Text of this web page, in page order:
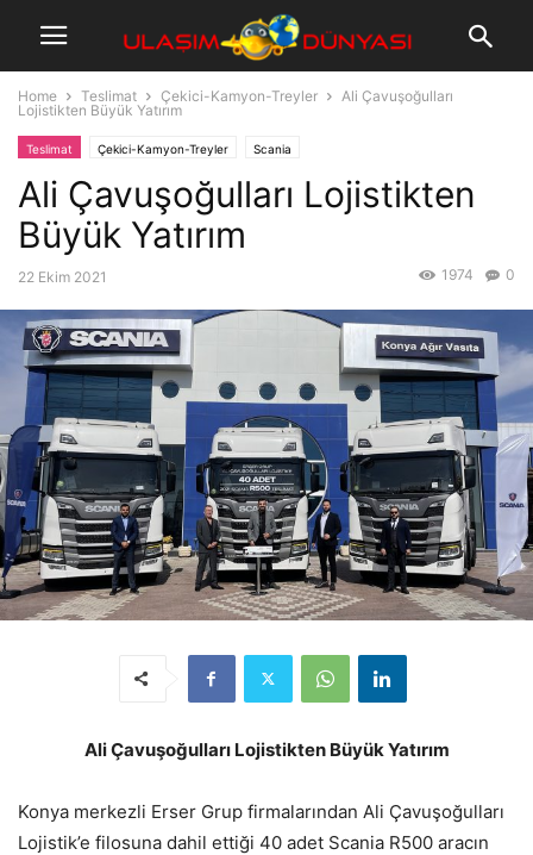
Home Teslimat Çekici-Kamyon-Treyler
Ali Çavuşoğulları
Lojistikten Büyük Yatırım
Teslimat Çekici-Kamyon-Treyler Scania
Ali Çavuşoğulları Lojistikten
Büyük Yatırım
22 Ekim 2021 0
1974
Ali Çavuşoğulları Lojistikten Büyük Yatırım
Konya merkezli Erser Grup firmalarından Ali Çavuşoğulları
Lojistik’e filosuna dahil ettiği 40 adet Scania R500 aracın